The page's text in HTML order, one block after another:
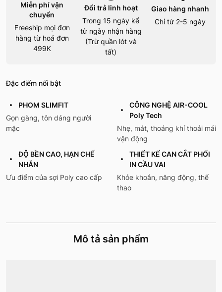
Miễn phí vận
chuyển
Freeship mọi đơn
hàng từ hoá đơn
499K
Đổi trả linh hoạt
Trong 15 ngày kể
từ ngày nhận hàng
(Trừ quần lót và
tất)
Giao hàng nhanh
Chỉ từ 2-5 ngày
Đặc điểm nổi bật
PHOM SLIMFIT
Gọn gàng, tôn dáng người
mặc
CÔNG NGHỆ AIR-COOL
Poly Tech
Nhẹ, mát, thoáng khí thoải mái
vận động
ĐỘ BỀN CAO, HẠN CHẾ
NHĂN
Ưu điểm của sợi Poly cao cấp
THIẾT KẾ CAN CẮT PHỐI
IN CẦU VAI
Khỏe khoắn, năng động, thể
thao
Mô tả sản phẩm